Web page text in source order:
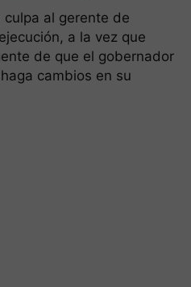
al gerente de
a la vez que
de que el gobernador
cambios en su